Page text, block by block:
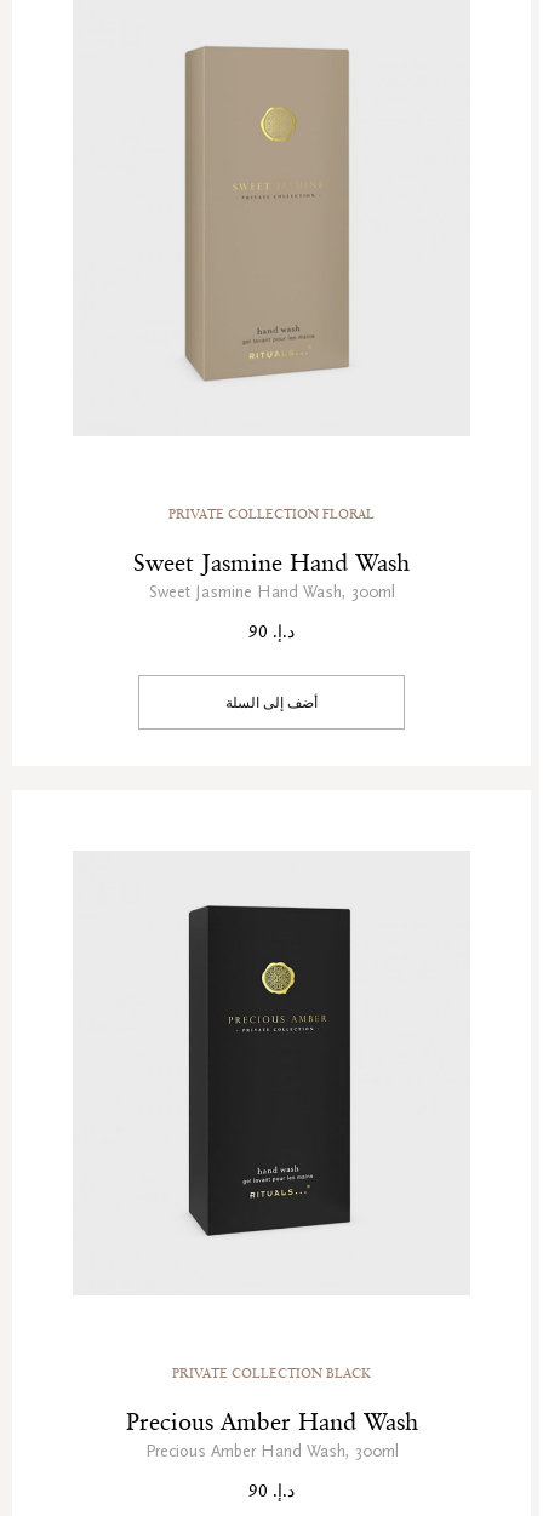
PRIVATE COLLECTION FLORAL
Sweet Jasmine Hand Wash
Sweet Jasmine Hand Wash, 300ml
د.إ. 90
أضف إلى السلة
PRIVATE COLLECTION BLACK
Precious Amber Hand Wash
Precious Amber Hand Wash, 300ml
د.إ. 90